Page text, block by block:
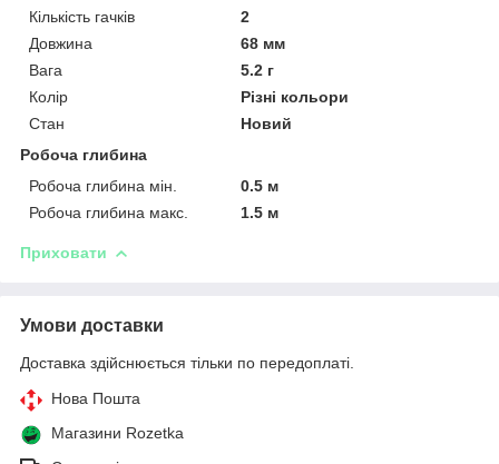
Кількість гачків
2
Довжина
68 мм
Вага
5.2 г
Колір
Різні кольори
Стан
Новий
Робоча глибина
Робоча глибина мін.
0.5 м
Робоча глибина макс.
1.5 м
Приховати
Умови доставки
Доставка здійснюється тільки по передоплаті.
Нова Пошта
Магазини Rozetka